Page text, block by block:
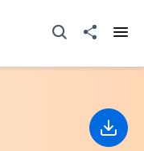
打開搜尋器分享至
下載